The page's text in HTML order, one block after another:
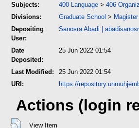
Subjects:
400 Language > 406
Divisions:
Graduate School >
Depositing
User:
Sanosra Abadi |
Date
Deposited:
25 Jun 2022 01:54
Last Modified:
25 Jun 2022 01:54
URI:
https://
Actions (login
View Item